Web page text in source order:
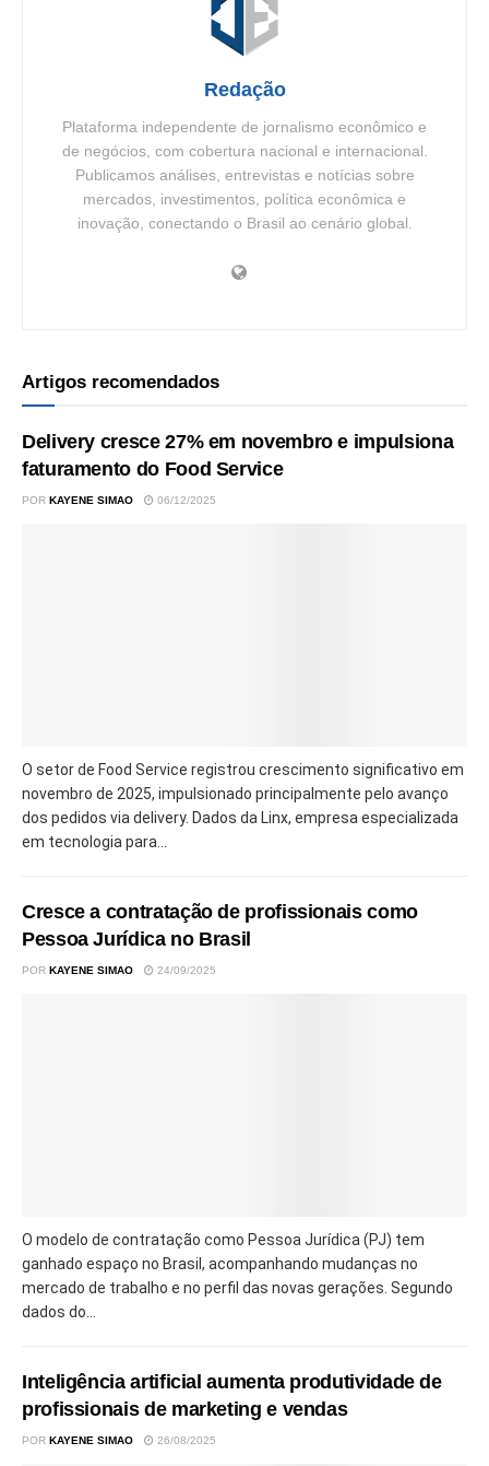
Redação
Plataforma independente de jornalismo econômico e
de negócios, com cobertura nacional e internacional.
Publicamos análises, entrevistas e notícias sobre
mercados, investimentos, política econômica e
inovação, conectando o Brasil ao cenário global.
Artigos recomendados
Delivery cresce 27% em novembro e impulsiona
faturamento do Food Service
POR KAYENE SIMAO 06/12/2025
O setor de Food Service registrou crescimento significativo em
novembro de 2025, impulsionado principalmente pelo avanço
dos pedidos via delivery. Dados da Linx, empresa especializada
em tecnologia para...
Cresce a contratação de profissionais como
Pessoa Jurídica no Brasil
POR KAYENE SIMAO 24/09/2025
O modelo de contratação como Pessoa Jurídica (PJ) tem
ganhado espaço no Brasil, acompanhando mudanças no
mercado de trabalho e no perfil das novas gerações. Segundo
dados do...
Inteligência artificial aumenta produtividade de
profissionais de marketing e vendas
POR KAYENE SIMAO 26/08/2025